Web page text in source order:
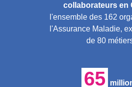
collaborateurs en
l'ensemble des 162
l'Assurance Maladie,
de 80
65